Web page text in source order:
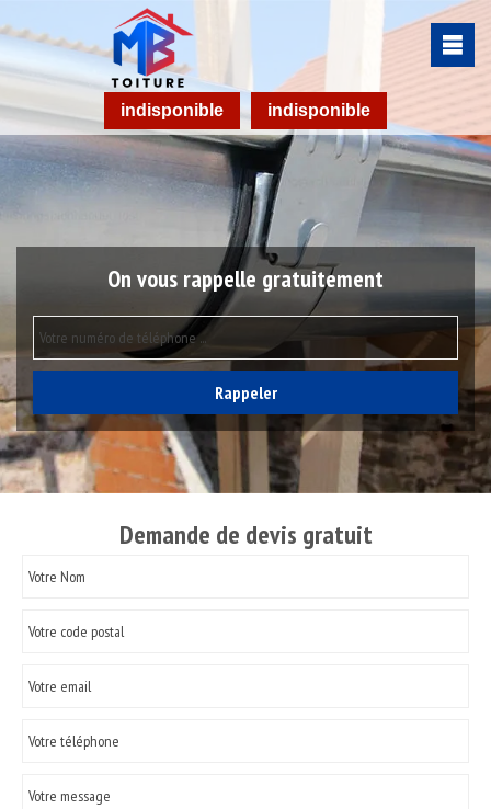
indisponible indisponible
On vous rappelle gratuitement
Demande de devis gratuit